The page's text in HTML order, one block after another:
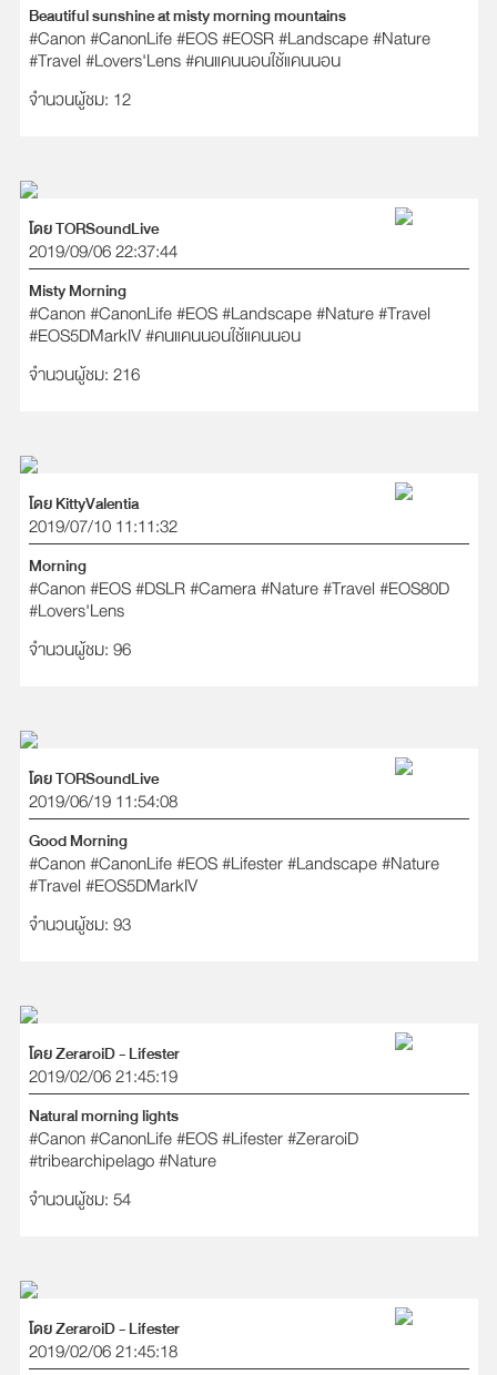
Beautiful sunshine at misty morning mountains
#Canon#CanonLife#EOS#EOSR#Landscape#Nature
#Travel#Lovers'Lens#คนแคนนอนใช้แคนนอน
จำนวนผู้ชม: 12
โดย TORSoundLive
2019/09/06 22:37:44
Misty Morning
#Canon#CanonLife#EOS#Landscape#Nature#Travel
#EOS5DMarkIV#คนแคนนอนใช้แคนนอน
จำนวนผู้ชม: 216
โดย KittyValentia
2019/07/10 11:11:32
Morning
#Canon#EOS#DSLR#Camera#Nature#Travel#EOS80D
#Lovers'Lens
จำนวนผู้ชม: 96
โดย TORSoundLive
2019/06/19 11:54:08
Good Morning
#Canon#CanonLife#EOS#Lifester#Landscape#Nature
#Travel#EOS5DMarkIV
จำนวนผู้ชม: 93
โดย ZeraroiD - Lifester
2019/02/06 21:45:19
Natural morning lights
#Canon#CanonLife#EOS#Lifester#ZeraroiD
#tribearchipelago#Nature
จำนวนผู้ชม: 54
โดย ZeraroiD - Lifester
2019/02/06 21:45:18